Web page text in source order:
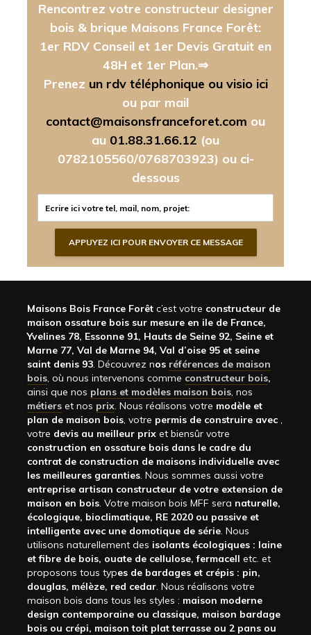
Rencontrez votre constructeur designer
bois & brique Maisons France Forêt:
1er RDV Conseil et 1er Devis Gratuit en
48H et 1er Plan.⇒
Prenez un rdv téléphonique ou visio ici
ou par mail
contact@maisonsfranceforet.com ou
au 01.88.31.66.12 (ou
0782105560/0768703923) ou ci-
dessous
Maisons Bois France Forêt c’est votre constructeur de
maison ossature bois sur mesure en ile de France,
Yvelines 78, Essonne 91, Hauts de Seine 92, Seine et
Marne 77, Val de Marne 94, Val d’oise 95 et seine
saint denis 93. Découvrez nos références de maison
bois, où nous intervenons comme constructeur bois,
ainsi que nos plans et modèles maison bois, nos
métiers et nos prix. Nous réalisons votre modèle et
plan de maison bois, votre permis de construire avec ,
votre devis au meilleur prix et biensûr votre
construction en ossature bois dans le cadre du
contrat de construction de maisons individuelle avec
les meilleures garanties. Nous sommes aussi votre
entreprise artisan constructeur de votre extension de
maison en bois. Votre maison bois MFF sera naturelle,
écologique, bioclimatique, RE 2020 ou passive et
intelligente avec une domotique de série. Nous
utilisons naturellement des isolants écologiques : laine
et fibre de bois, ouate de cellulose, fermacell etc. et
proposons tous types de bardages et crépis : pin,
douglas, mélèze, red cedar. Nous réalisons votre
maison bois dans tous les styles : maison moderne
design contemporaine ou classique, maison bardage
bois ou crépi, maison toit plat terrasse ou 2 pans ou